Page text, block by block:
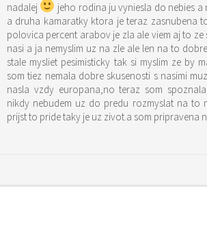
nadalej
jeho rodina ju vyniesla do nebies
a druha kamaratky ktora je teraz zasnubena
polovica percent arabov je zla ale viem aj to
nasi a ja nemyslim uz na zle ale len na to
stale mysliet pesimisticky tak si myslim ze by
som tiez nemala dobre skusenosti s nasimi
nasla vzdy europana,no teraz som
nikdy nebudem uz do predu rozmyslat na to
prijst to pride taky je uz zivot.a som pripravena